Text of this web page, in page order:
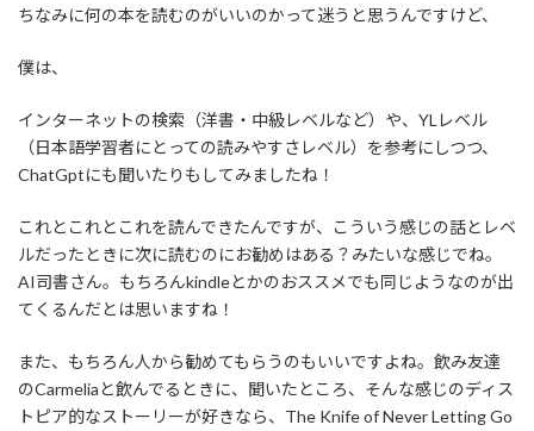
ちなみに何の本を読むのがいいのかって迷うと思うんですけど、
僕は、
インターネットの検索（洋書・中級レベルなど）や、YLレベル
（日本語学習者にとっての読みやすさレベル）を参考にしつつ、
ChatGptにも聞いたりもしてみましたね！
これとこれとこれを読んできたんですが、こういう感じの話とレベ
ルだったときに次に読むのにお勧めはある？みたいな感じでね。
AI司書さん。もちろんkindleとかのおススメでも同じようなのが出
てくるんだとは思いますね！
また、もちろん人から勧めてもらうのもいいですよね。飲み友達
のCarmeliaと飲んでるときに、聞いたところ、そんな感じのディス
トピア的なストーリーが好きなら、The Knife of Never Letting Go